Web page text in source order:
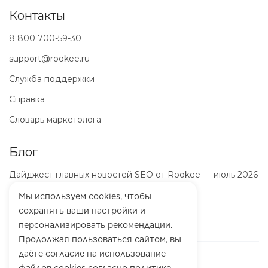
Мы используем cookies, чтобы
сохранять ваши настройки и
персонализировать рекомендации.
Продолжая пользоваться сайтом, вы
даёте согласие на использование
Блог
Дайджест главных новостей SEO от Rookee — июль 2026
ООО «Маркетинг-Платформа»
ОГРН1257100003863
Контакты
8 800 700-59-30
support@rookee.ru
Служба поддержки
Справка
Словарь маркетолога